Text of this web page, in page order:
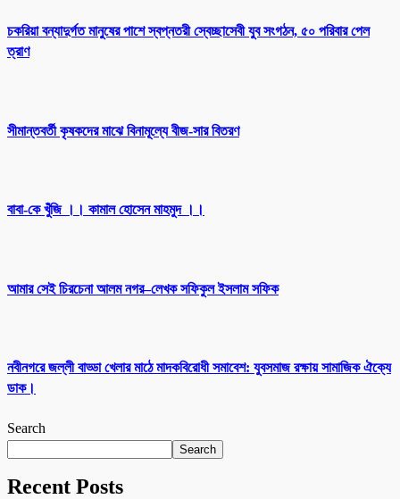
চকরিয়া বন্যাদুর্গত মানুষের পাশে স্বপ্নতরী স্বেচ্ছাসেবী যুব সংগঠন, ৫০ পরিবার পেল
ত্রাণ
সীমান্তবর্তী কৃষকদের মাঝে বিনামূল্যে বীজ-সার বিতরণ
বাবা-কে খুঁজি ।। কামাল হোসেন মাহমুদ ।।
আমার সেই চিরচেনা আলম নগর–লেখক সফিকুল ইসলাম সফিক
নবীনগরে জল্লী বাড্ডা খেলার মাঠে মাদকবিরোধী সমাবেশ: যুবসমাজ রক্ষায় সামাজিক ঐক্যে
ডাক।
Search
Search
Recent Posts